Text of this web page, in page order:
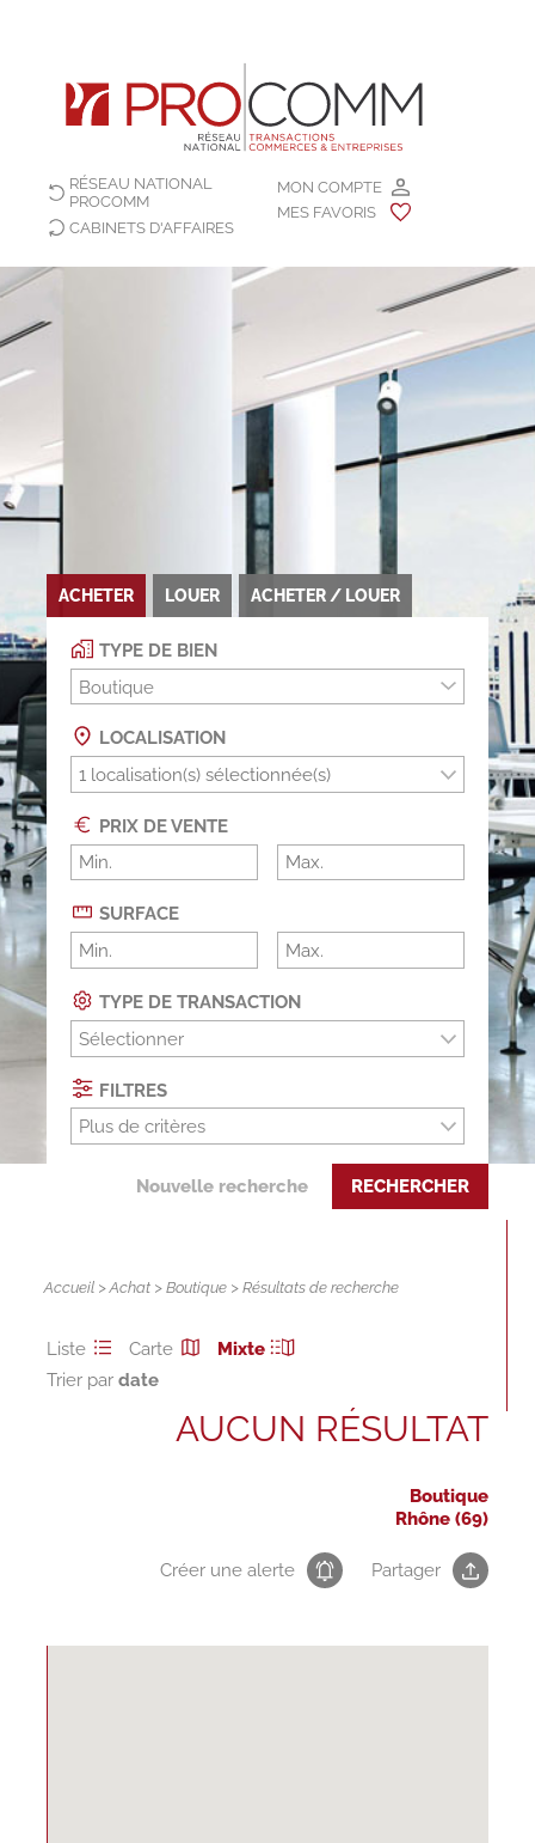
MON COMPTE
MES FAVORIS
RÉSEAU NATIONAL
PROCOMM
CABINETS D'AFFAIRES
ACHETER LOUER ACHETER / LOUER
TYPE DE BIEN
Boutique
LOCALISATION
PRIX DE VENTE
SURFACE
TYPE DE TRANSACTION
Sélectionner
FILTRES
Plus de critères
Nouvelle recherche RECHERCHER
Accueil >Achat >Boutique > Résultats de recherche
Liste Carte
Mixte
Trier par
AUCUN RÉSULTAT
Boutique
Rhône (69)
Créer une alerte Partager